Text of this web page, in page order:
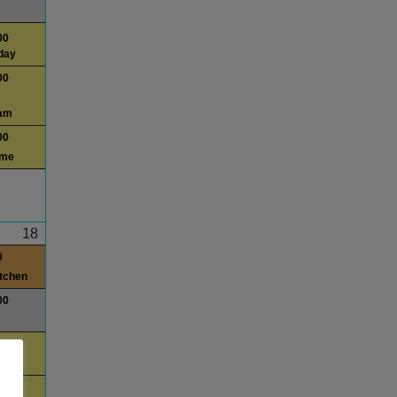
18